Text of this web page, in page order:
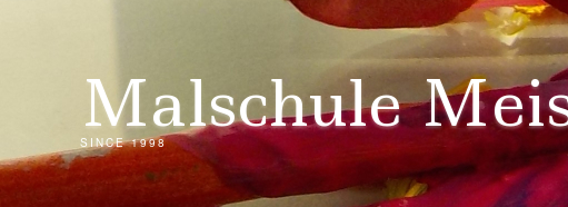
Malschule
SINCE 1998